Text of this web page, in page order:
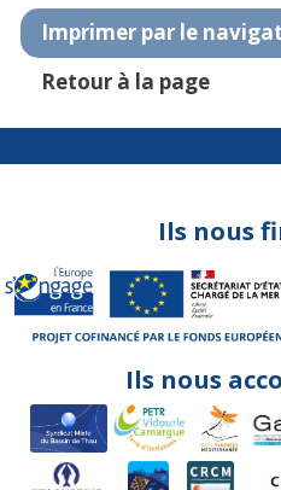
Imprimer par le
Retour à la page
Ils nous
Ils nous